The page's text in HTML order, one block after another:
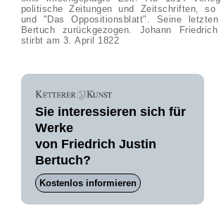
politische Zeitungen und Zeitschriften, so
und "Das Oppositionsblatt". Seine
Bertuch zurückgezogen. Johann
stirbt am 3. April 1822
Sie interessieren sich für
Werke
von Friedrich Justin
Bertuch?
Kostenlos informieren